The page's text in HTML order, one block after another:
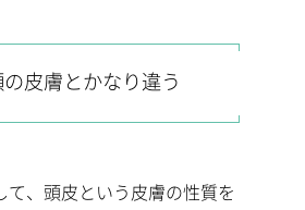
皮膚とかなり違う
、頭皮という皮膚の性質を